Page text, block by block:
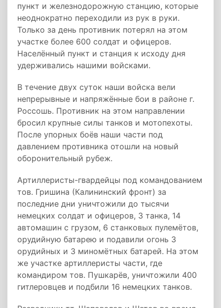
пункт и железнодорожную станцию, которые
неоднократно переходили из рук в руки.
Только за день противник потерял на этом
участке более 600 солдат и офицеров.
Населённый пункт и станция к исходу дня
удерживались нашими войсками.
В течение двух суток наши войска вели
непрерывные и напряжённые бои в районе г.
Россошь. Противник на этом направлении
бросил крупные силы танков и мотопехоты.
После упорных боёв наши части под
давлением противника отошли на новый
оборонительный рубеж.
Артиллеристы-гвардейцы под командованием
тов. Гришина (Калининский фронт) за
последние дни уничтожили до тысячи
немецких солдат и офицеров, 3 танка, 14
автомашин с грузом, 6 станковых пулемётов,
орудийную батарею и подавили огонь 3
орудийных и 3 миномётных батарей. На этом
же участке артиллеристы части, где
командиром тов. Пушкарёв, уничтожили 400
гитлеровцев и подбили 16 немецких танков.